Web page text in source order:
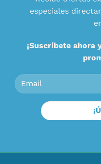
especiales
¡Suscríbete ahora